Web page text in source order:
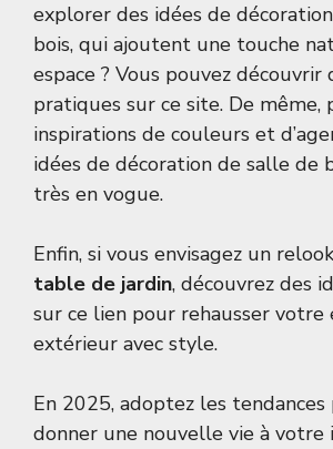
explorer des idées de
bois, qui ajoutent une touche
espace ? Vous pouvez découvrir
pratiques sur ce site. De même,
inspirations de couleurs et
idées de décoration de salle de
très en vogue.
Enfin, si vous envisagez un
table de jardin, découvrez des
sur ce lien pour rehausser votre
extérieur avec style.
En 2025, adoptez les
donner une nouvelle vie à